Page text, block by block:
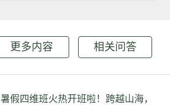
更多内容 相关问答
暑假四维班火热开班啦！跨越山海，